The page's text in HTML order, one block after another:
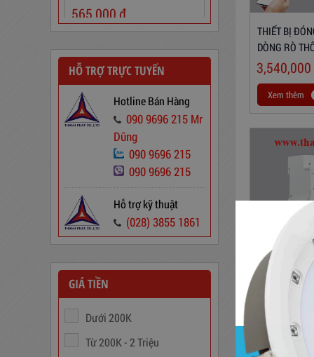
THIẾT BỊ
DÒNG RÒ
263/30
3,540,000
Xem thêm
THIẾT BỊ
MINH MPE
5,110,000
Dây Cáp Điện 1 Ruột Cadivi CV
346,000đ
HỖ TRỢ TRỰC TUYẾN
Hotline Bán Hàng
090 9696 215 Mr
Dũng
090 9696 215
090 9696 215
Hỗ trợ kỹ thuật
(028) 3855 1861
GIÁ TIỀN
Dưới 200K
Từ 200K - 2 Triệu